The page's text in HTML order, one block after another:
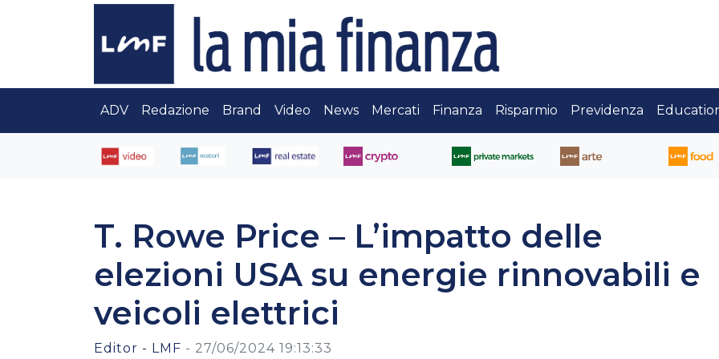
ADV Redazione Brand Video News Mercati Finanza Risparmio Previdenza
T. Rowe Price – L’impatto delle
elezioni USA su energie rinnovabili e
veicoli elettrici
Editor - LMF - 27/06/2024 19:13:33